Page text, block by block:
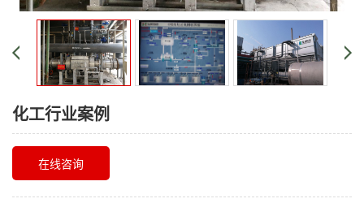
化工行业案例
在线咨询